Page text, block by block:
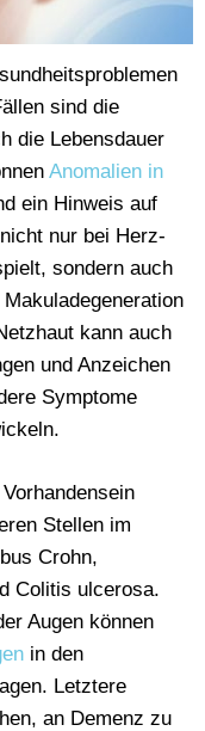
sind die
die Lebensdauer
Anomalien in
ein Hinweis auf
nur bei Herz-
sondern auch
kann auch
und Anzeichen
Symptome
Stellen im
Crohn,
Colitis ulcerosa.
Augen können
in den
Letztere
an Demenz zu